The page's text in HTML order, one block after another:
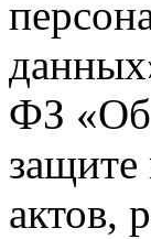
ФЗ «Об
актов,